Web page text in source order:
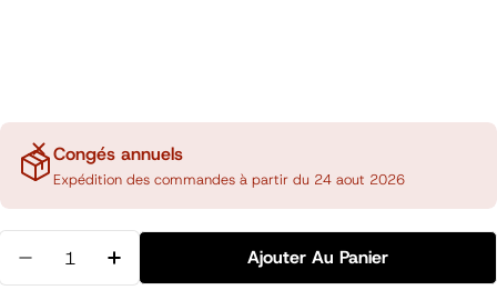
Congés annuels
Expédition des commandes à partir du 24 aout 2026
Diminuer La Quantité Pour Pochette 3 Onglets A5,
Augmenter La Quantité Pour Pochette 3
Ajouter Au Panier